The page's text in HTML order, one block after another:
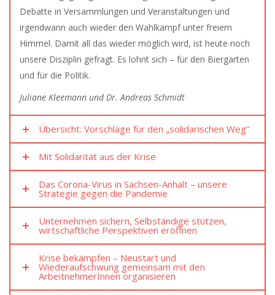
Debatte in Versammlungen und Veranstaltungen und
irgendwann auch wieder den Wahlkampf unter freiem
Himmel. Damit all das wieder möglich wird, ist heute noch
unsere Disziplin gefragt. Es lohnt sich – für den Biergarten
und für die Politik.
Juliane Kleemann und Dr. Andreas Schmidt
Übersicht: Vorschläge für den „solidarischen Weg“
Mit Solidarität aus der Krise
Das Corona-Virus in Sachsen-Anhalt – unsere
Strategie gegen die Pandemie
Unternehmen sichern, Selbständige stützen,
wirtschaftliche Perspektiven eröffnen
Krise bekämpfen – Neustart und
Wiederaufschwung gemeinsam mit den
ArbeitnehmerInnen organisieren